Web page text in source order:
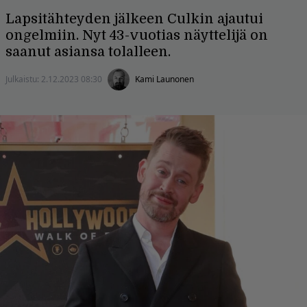
Lapsitähteyden jälkeen Culkin ajautui
ongelmiin. Nyt 43-vuotias näyttelijä on
saanut asiansa tolalleen.
Julkaistu: 2.12.2023 08:30 Kami Launonen